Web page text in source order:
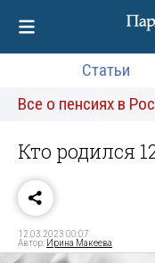
Статьи
Все о пенсиях в
Кто родился
12.03.2023 00:07
Автор: Ирина Макеева